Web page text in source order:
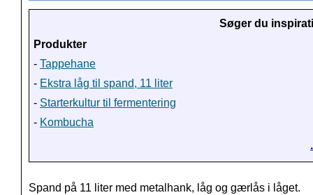
Søger du
Produkter
- Tappehane
- Ekstra låg til spand, 11 liter
- Starterkultur til fermentering
- Kombucha
Spand på 11 liter med metalhank, låg og gærlås i låget.